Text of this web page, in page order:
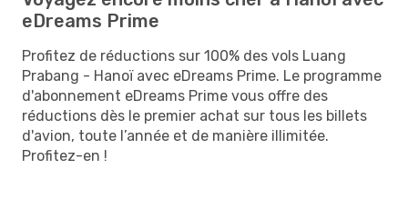
eDreams Prime
Profitez de réductions sur 100% des vols Luang
Prabang - Hanoï avec eDreams Prime. Le programme
d'abonnement eDreams Prime vous offre des
réductions dès le premier achat sur tous les billets
d'avion, toute l’année et de manière illimitée.
Profitez-en !